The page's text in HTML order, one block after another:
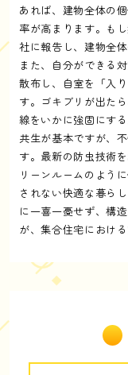
あれば、建物全体の
率が高まります。も
社に報告し、建物全
また、自分ができる
散布し、自室を「入
す。ゴキブリが出た
線をいかに強固にす
共生が基本ですが、
す。最新の防虫技術
リーンルームのよう
されない快適な暮ら
に一喜一憂せず、構
が、集合住宅におけ